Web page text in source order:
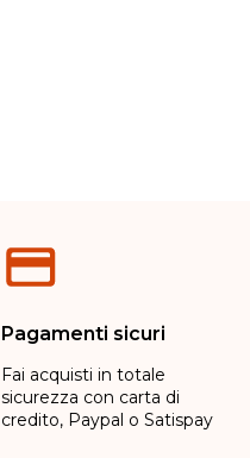
Pagamenti sicuri
Fai acquisti in totale
sicurezza con carta di
credito, Paypal o Satispay